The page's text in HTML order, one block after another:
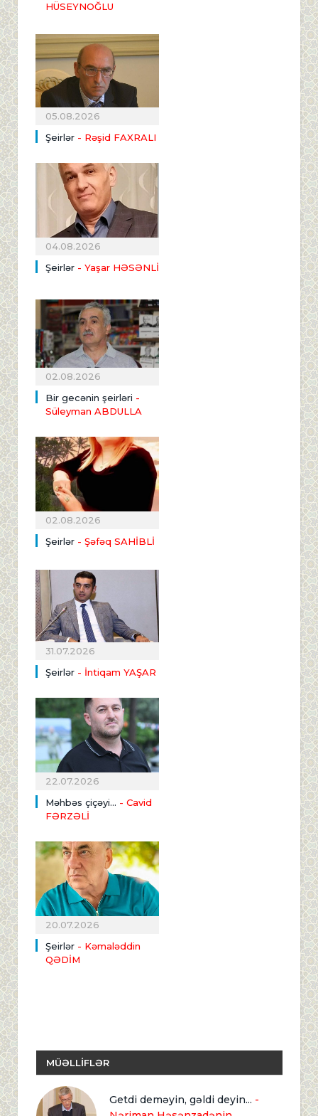
HÜSEYNOĞLU
05.08.2026
Şeirlər - Rəşid FAXRALI
04.08.2026
Şeirlər - Yaşar HƏSƏNLİ
02.08.2026
Bir gecənin şeirləri -
Süleyman ABDULLA
02.08.2026
Şeirlər - Şəfəq SAHİBLİ
31.07.2026
Şeirlər - İntiqam YAŞAR
22.07.2026
Məhbəs çiçəyi... - Cavid
FƏRZƏLİ
20.07.2026
Şeirlər - Kəmaləddin
QƏDİM
MÜƏLLİFLƏR
Getdi deməyin, gəldi deyin... -